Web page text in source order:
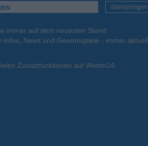
Mi. 19.08. Do. 20.08.
überspringen
immer auf dem neuesten Stand.
News und Gewinnspiele - immer aktuell
Zusatzfunktionen auf Wetter24: